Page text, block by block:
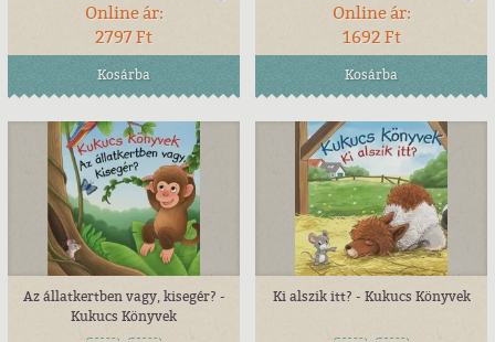
Online ár:
2797 Ft
Kosárba
Online ár:
1692 Ft
Kosárba
Az állatkertben vagy, kisegér? -
Kukucs Könyvek
Ki alszik itt? - Kukucs Könyvek